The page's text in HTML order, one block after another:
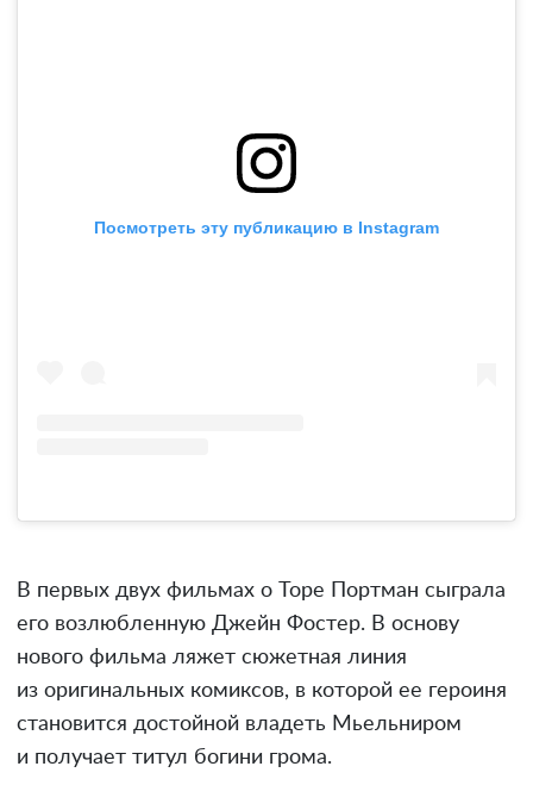
Посмотреть эту публикацию в Instagram
В первых двух фильмах о Торе Портман сыграла
его возлюбленную Джейн Фостер. В основу
нового фильма ляжет сюжетная линия
из оригинальных комиксов, в которой ее героиня
становится достойной владеть Мьельниром
и получает титул богини грома.